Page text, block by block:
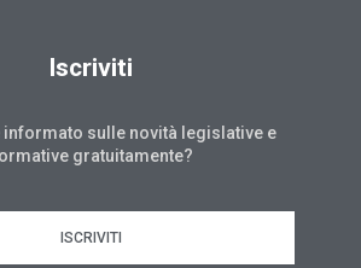
Iscriviti
informato sulle novità legislative e
gratuitamente?
ISCRIVITI